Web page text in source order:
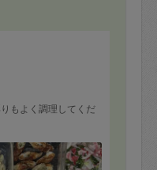
もよく調理してくだ